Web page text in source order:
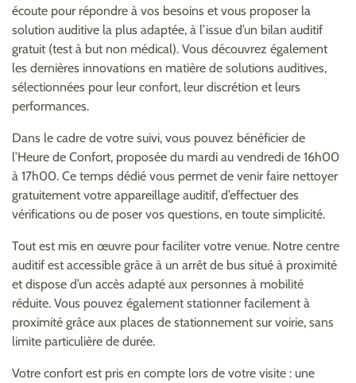
écoute pour répondre à vos besoins et vous proposer la
solution auditive la plus adaptée, à l’issue d’un bilan auditif
gratuit (test à but non médical). Vous découvrez également
les dernières innovations en matière de solutions auditives,
sélectionnées pour leur confort, leur discrétion et leurs
performances.
Dans le cadre de votre suivi, vous pouvez bénéficier de
l’Heure de Confort, proposée du mardi au vendredi de 16h00
à 17h00. Ce temps dédié vous permet de venir faire nettoyer
gratuitement votre appareillage auditif, d’effectuer des
vérifications ou de poser vos questions, en toute simplicité.
Tout est mis en œuvre pour faciliter votre venue. Notre centre
auditif est accessible grâce à un arrêt de bus situé à proximité
et dispose d’un accès adapté aux personnes à mobilité
réduite. Vous pouvez également stationner facilement à
proximité grâce aux places de stationnement sur voirie, sans
limite particulière de durée.
Votre confort est pris en compte lors de votre visite : une